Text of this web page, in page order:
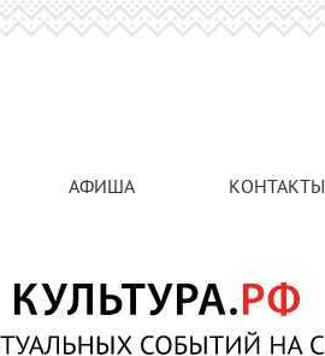
АФИША КОНТАКТЫ